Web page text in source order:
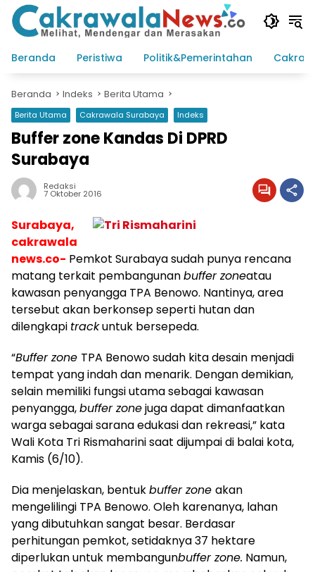
Langsung
konten
Beranda
Peristiwa Politik&Pemerintahan
Beranda Indeks Berita Utama
Berita Utama Cakrawala Surabaya Indeks
Buffer zone Kandas Di DPRD
Surabaya
Redaksi
7 Oktober 2016
Surabaya,
cakrawala
news.co- Pemkot Surabaya sudah punya rencana
matang terkait pembangunanbuffer zoneatau
kawasan penyangga TPA Benowo. Nantinya, area
tersebut akan berkonsep seperti hutan dan
dilengkapi trackuntuk bersepeda.
“Buffer zone TPA Benowo sudah kita desain menjadi
tempat yang indah dan menarik. Dengan demikian,
selain memiliki fungsi utama sebagai kawasan
penyangga,buffer zonejuga dapat dimanfaatkan
warga sebagai sarana edukasi dan rekreasi,” kata
Wali Kota Tri Rismaharini saat dijumpai di balai kota,
Kamis (6/10).
Dia menjelaskan, bentukbuffer zone akan
mengelilingi TPA Benowo. Oleh karenanya, lahan
yang dibutuhkan sangat besar. Berdasar
perhitungan pemkot, setidaknya 37 hektare
diperlukan untuk membangunbuffer zone. Namun,